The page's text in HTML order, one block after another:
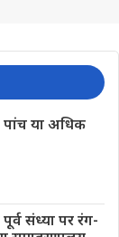
पांच या अधिक
संध्या पर रंग-